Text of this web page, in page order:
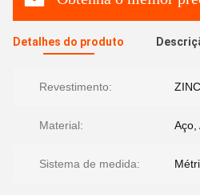
Detalhes do produto
Revestimento:
Material: Aço,
Sistema de medida: